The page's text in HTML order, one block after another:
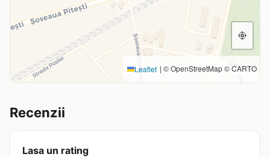
Leaflet | © OpenStreetMap © CARTO
Recenzii
Lasa un rating